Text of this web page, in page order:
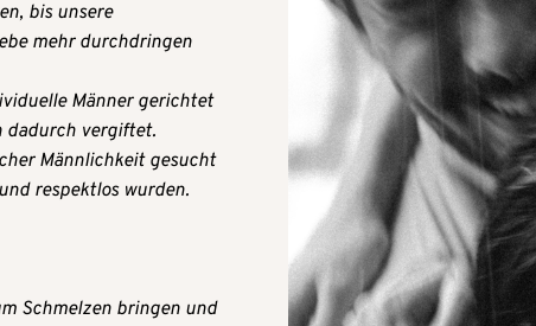
bis unsere
mehr durchdringen
Männer gerichtet
dadurch vergiftet.
Männlichkeit gesucht
respektlos wurden.
Schmelzen bringen und